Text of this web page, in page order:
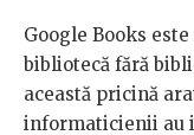
Google Books
bibliotecă fără
această pricină
informaticienii au